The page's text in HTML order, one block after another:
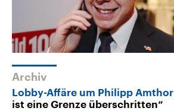
Archiv
Lobby-Affäre um Philipp Amthor
ist eine Grenze überschritten“